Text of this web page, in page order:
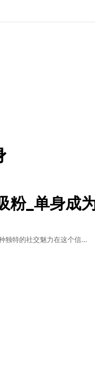
粉_单身成
独特的社交魅力在这个信…